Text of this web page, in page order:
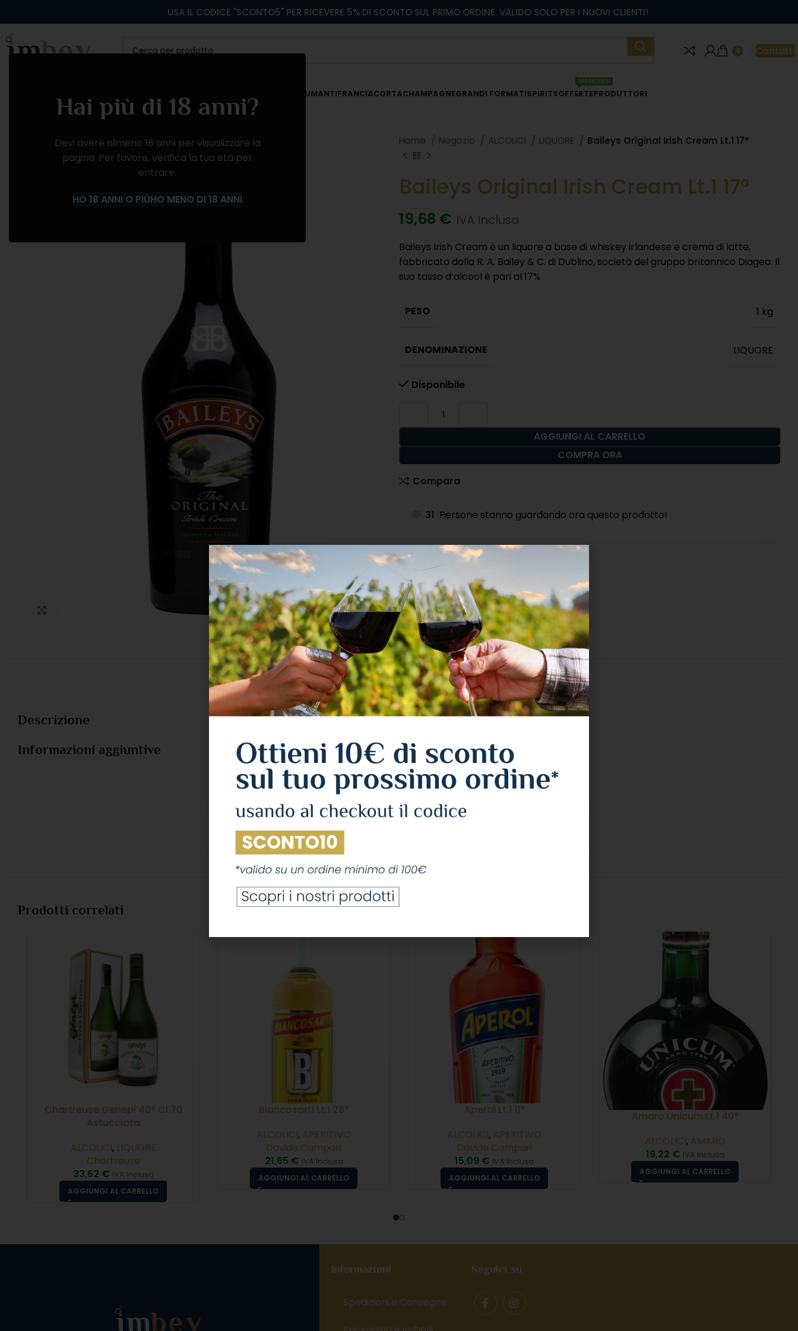
Hai più di 18 anni?
Devi avere almeno 18 anni per visualizzare la
pagina. Per favore, verifica la tua età per
entrare.
HO 18 ANNI O PIÙHO MENO DI 18 ANNI
0 Contatti
SPUMANTIFRANCIACORTACHAMPAGNEGRANDI FORMATISPIRITSOFFERTE
IMPERDIBILI
PRODUTTORI
Home Negozio ALCOLICI LIQUORE Baileys Original Irish Cream Lt.1 17°
Baileys Original Irish Cream Lt.1 17°
19,68 € IVA Inclusa
Baileys Irish Cream è un liquore a base di whiskey irlandese e crema di latte,
fabbricato dalla R. A. Bailey & C. di Dublino, società del gruppo britannico Diageo. Il
suo tasso d’alcool è pari al 17%
PESO 1 kg
DENOMINAZIONE LIQUORE
Disponibile
AGGIUNGI AL CARRELLO
COMPRA ORA
Compara
34 Persone stanno guardando ora questo prodotto!
COD:
LQ05
Categorie:
ALCOLICI
Condividi:
DETTAGLI RECENSIONI FEEDATY
Descrizione
Informazioni aggiuntive
DENOMINAZIONE
Prodotti correlati
Chartreuse Genepi 40° Cl.70
Astucciata
ALCOLICI, LIQUORE
Chartreuse
33,62 € IVA Inclusa
AGGIUNGI AL CARRELLO
Biancosarti Lt.1 28°
ALCOLICI, APERITIVO
Davide Campari
21,65 € IVA Inclusa
AGGIUNGI AL CARRELLO
Aperol Lt.1 11°
ALCOLICI, APERITIVO
Davide Campari
15,09 € IVA Inclusa
AGGIUNGI AL CARRELLO
Amaro Unicum Lt.1 40°
ALCOLICI, AMARO
19,22 € IVA Inclusa
AGGIUNGI AL CARRELLO
Informazioni
Spedizioni e Consegne
Seguici su
USA IL CODICE "SCONTO5" PER RICEVERE 5% DI SCONTO SUL PRIMO ORDINE. VALIDO SOLO PER I NUOVI CLIENTI!